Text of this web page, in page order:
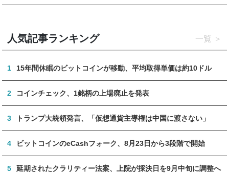
人気記事ランキング 一覧
1 15年間休眠のビットコインが移動、平均取得単価は約10ドル
2 コインチェック、1銘柄の上場廃止を発表
3 トランプ大統領発言、「仮想通貨主導権は中国に渡さない」
4 ビットコインのeCashフォーク、8月23日から3段階で開始
5 延期されたクラリティー法案、上院が採決日を9月中旬に調整へ